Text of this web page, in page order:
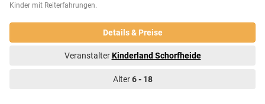
Kinder mit Reiterfahrungen.
Details & Preise
VeranstalterKinderland Schorfheide
Alter6 - 18